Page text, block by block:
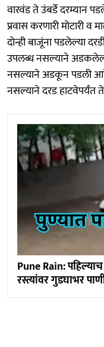
वारवंड ते उंबर्डे दरम्यान
प्रवास करणारी मोटारी
दोन्ही बाजूंना पडलेल्या
उपलब्ध नसल्याने
नसल्याने अडकून पडली
नसल्याने दरड
Pune Rain:
रस्त्यांवर गुडघाभर